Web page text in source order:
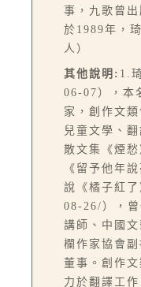
事，九歌曾
於1989年，
人）
其他說明: 1.
06-07），本
家，創作文
兒童文學、
散文集《煙愁
《留予他年
說《橘子紅
08-26/），
講師、中國
欄作家協會
董事。創作
力於翻譯工